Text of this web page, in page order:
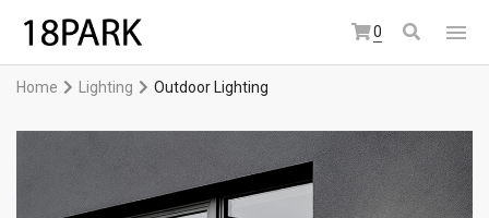
0
Home Lighting Outdoor Lighting